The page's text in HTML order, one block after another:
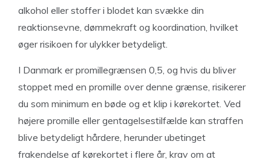
alkohol eller stoffer i blodet kan svække din
reaktionsevne, dømmekraft og koordination, hvilket
øger risikoen for ulykker betydeligt.
I Danmark er promillegrænsen 0,5, og hvis du bliver
stoppet med en promille over denne grænse, risikerer
du som minimum en bøde og et klip i kørekortet. Ved
højere promille eller gentagelsestilfælde kan straffen
blive betydeligt hårdere, herunder ubetinget
frakendelse af kørekortet i flere år, krav om at